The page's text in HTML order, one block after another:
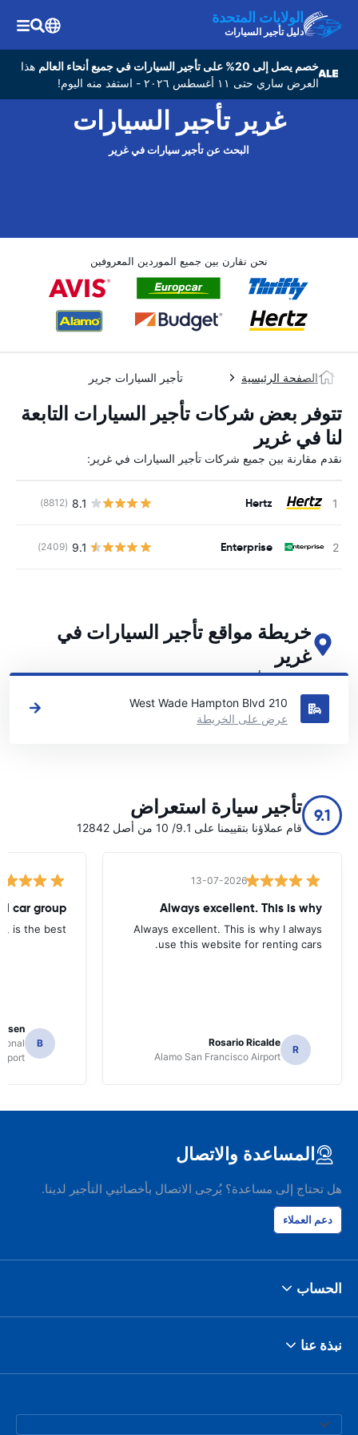
الولايات المتحدة
دليل تأجير السيارات
خصم يصل إلى 20% على تأجير السيارات في جميع أنحاء العالم
هذا
العرض ساري حتى ١١ أغسطس ٢٠٢٦ - استفد منه اليوم!
غرير تأجير السيارات
البحث عن تأجير سيارات في غرير
نحن نقارن بين جميع الموردين المعروفين
الصفحة الرئيسية تأجير السيارات جرير
تتوفر بعض شركات تأجير السيارات التابعة
لنا في غرير
نقدم مقارنة بين جميع شركات تأجير السيارات في غرير:
Hertz
8.1
(8812)
Enterprise
9.1
(2409)
خريطة مواقع تأجير السيارات في
غرير
اطلع على مواقع تأجير السيارات الرئيسية لدينا في غرير
210 West Wade Hampton Blvd
عرض على الخريطة
9.1 تأجير سيارة استعراض
قام عملاؤنا بتقييمنا على 9.1/ 10 من أصل 12842
13-07-2026
Always excellent. This is why
Always excellent. This is why I always
use this website for renting cars.
R
Rosario Ricalde
Alamo San Francisco Airport
car group
is the best.
B
المساعدة والاتصال
هل تحتاج إلى مساعدة؟ يُرجى الاتصال بأخصائيي التأجير لدينا.
دعم العملاء
الحساب
نبذة عنا